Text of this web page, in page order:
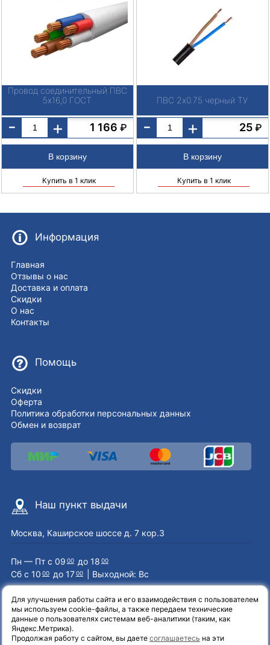
Провод соединительный ПВС
5х16,0 ГОСТ
- + 1 166 ₽
Купить в 1 клик
ПВС 2х0.75 черный ТУ
- + 25 ₽
Купить в 1 клик
Информация
Главная
Отзывы о нас
Доставка и оплата
Скидки
О нас
Контакты
Помощь
Скидки
Оферта
Политика обработки персональных данных
Обмен и возврат
Наш пункт выдачи
Москва, Каширское шоссе д. 7 кор.3
Пн — Пт с 09 00 до 18 00
Сб с 10 00 до 1700 | Выходной: Вс
Наши контакты
Для улучшения работы сайта и его взаимодействия с пользователем
мы используем cookie-файлы, а также передаем технические
данные о пользователях системам веб-аналитики (таким, как
Яндекс.Метрика).
Продолжая работу с сайтом, вы даете соглашаетесь на эти